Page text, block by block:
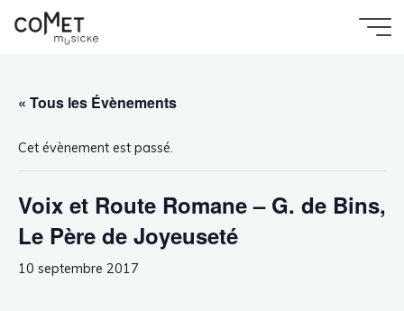
Voix et Route Romane – G. de Bins, Le Père de
« Tous les Évènements
Cet évènement est passé.
Voix et Route Romane – G. de Bins,
Le Père de Joyeuseté
10 septembre 2017